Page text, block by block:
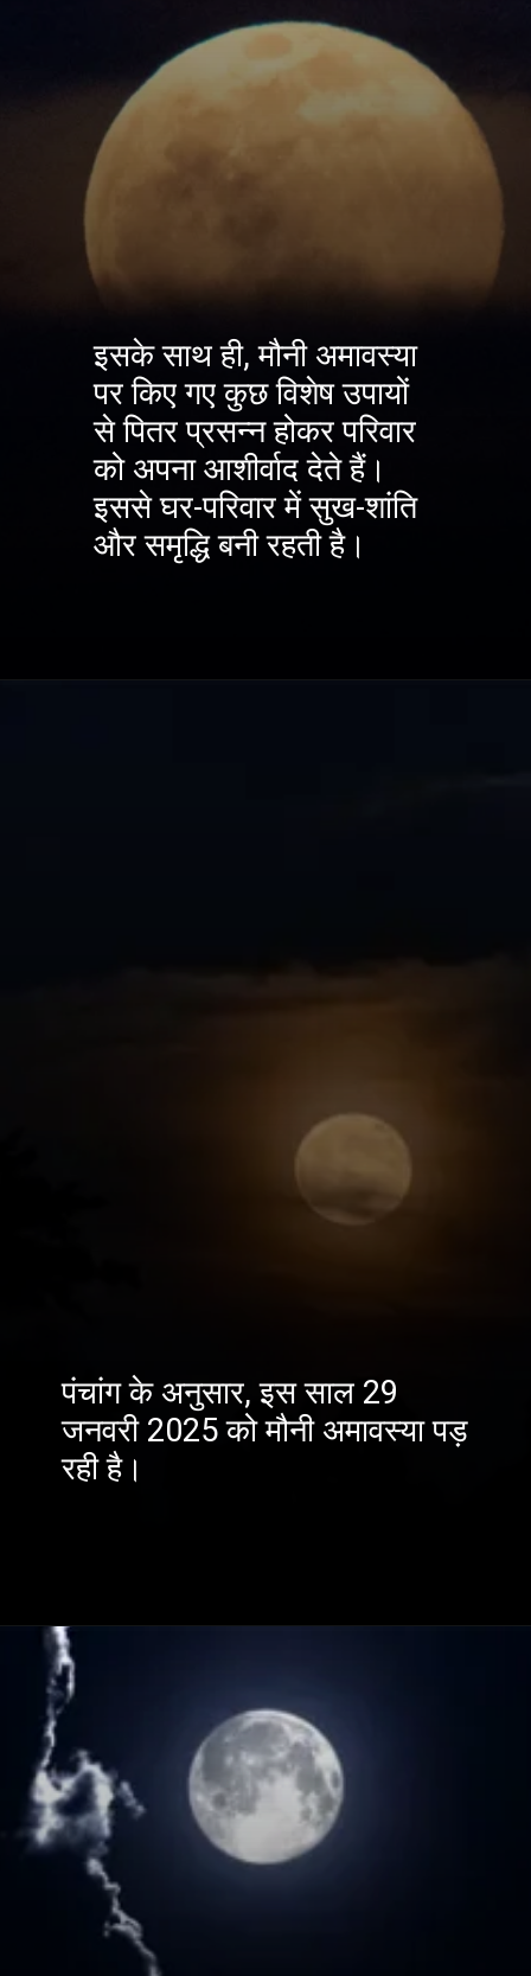
इसके साथ ही, मौनी अमावस्या
पर किए गए कुछ विशेष उपायों
से पितर प्रसन्न होकर परिवार
को अपना आशीर्वाद देते हैं।
इससे घर-परिवार में सुख-शांति
और समृद्धि बनी रहती है।
पंचांग के अनुसार, इस साल 29
जनवरी 2025 को मौनी अमावस्या पड़
रही है।